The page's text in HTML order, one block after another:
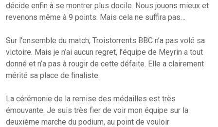
décide enfin à se montrer plus docile. Nous jouons mieux et
revenons même à 9 points. Mais cela ne suffira pas…
Sur l’ensemble du match, Troistorrents BBC n’a pas volé sa
victoire. Mais je n’ai aucun regret, l’équipe de Meyrin a tout
donné et n’a pas à rougir de cette défaite. Elle a clairement
mérité sa place de finaliste.
La cérémonie de la remise des médailles est très
émouvante. Je suis très fier de voir mon équipe sur la
deuxième marche du podium, au point de vouloir